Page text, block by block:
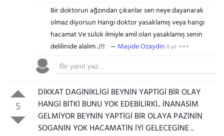
Bir doktorun ağzından çıkanlar sen neye dayanarak
olmaz diyorsun Hangi doktor yasaklamış veya hangi
hacamat Ve sülük ilmiyle amil olan yasaklamış senin
delilinide alalım ..!!!
Maşide Ozaydin 8 yıl
5
DİKKAT DAGİNİKLİGİ BEYNİN YAPTİGİ BİR OLAY
HANGİ BİTKİ BUNU YOK EDEBİLİRKİ.. İNANASİM
GELMİYOR BEYNİN YAPTİGİ BİR OLAYA PAZİNİN
SOGANİN YOK HACAMATİN İYİ GELECEGİNE ..